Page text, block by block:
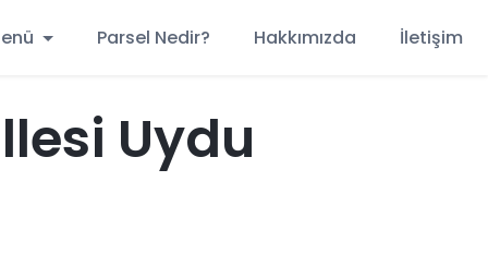
Parsel Nedir? Hakkımızda İletişim
Uydu